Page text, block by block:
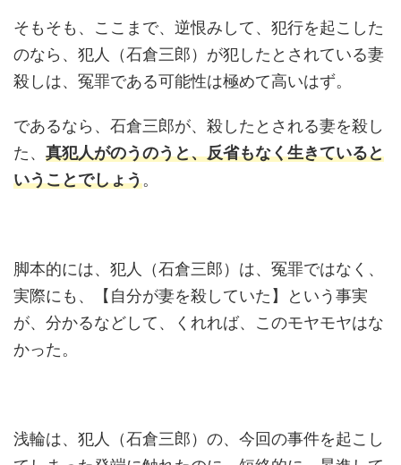
そもそも、ここまで、逆恨みして、犯行を起こした
のなら、犯人（石倉三郎）が犯したとされている妻
殺しは、冤罪である可能性は極めて高いはず。
であるなら、石倉三郎が、殺したとされる妻を殺し
た、 真犯人がのうのうと、反省もなく生きていると
いうことでしょう。
脚本的には、犯人（石倉三郎）は、冤罪ではなく、
実際にも、【自分が妻を殺していた】という事実
が、分かるなどして、くれれば、このモヤモヤはな
かった。
浅輪は、犯人（石倉三郎）の、今回の事件を起こし